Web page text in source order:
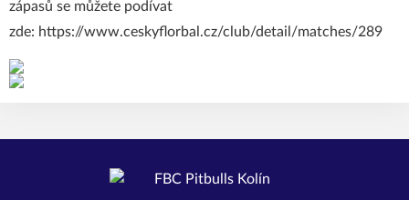
zápasů se můžete podívat
zde: https://www.ceskyflorbal.cz/club/detail/matches/289